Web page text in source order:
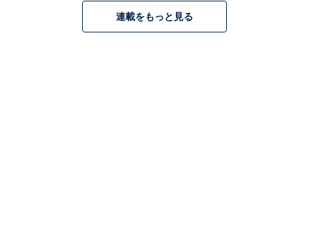
連載をもっと見る